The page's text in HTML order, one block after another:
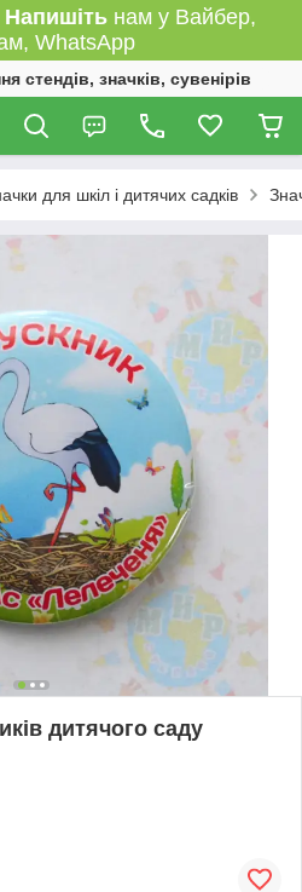
Напишітьнам у Вайбер,
WhatsApp
стендів, значків, сувенірів
для шкіл і дитячих садків
дитячого саду